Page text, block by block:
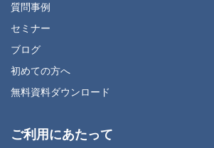
質問事例
セミナー
ブログ
初めての方へ
無料資料ダウンロード
ご利用にあたって